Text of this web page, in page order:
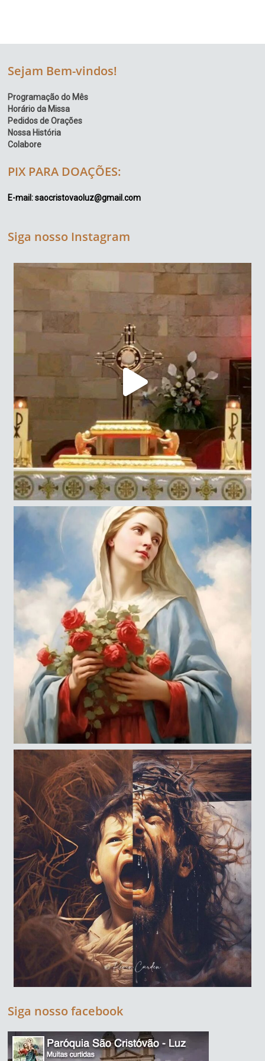
Sejam Bem-vindos!
Programação do Mês
Horário da Missa
Pedidos de Orações
Nossa História
Colabore
PIX PARA DOAÇÕES:
E-mail: saocristovaoluz@gmail.com
Siga nosso Instagram
Siga nosso facebook